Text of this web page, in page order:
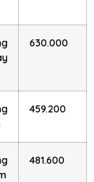
630.000
459.200
481.600